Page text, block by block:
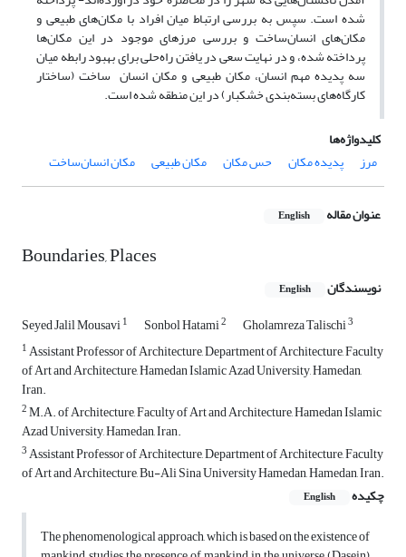
شده است. سپس به بررسی ارتباط میان افراد با مکان‌های طبیعی و
مکان‌های انسان‌ساخت و بررسی مرزهای موجود در این مکان‌ها
پرداخته ‌شده، و در نهایت سعی در یافتن راه‌حلی برای بهبود رابطه میان
سه پدیده مهم انسان، مکان طبیعی و مکان انسان ساخت (ساختار
کارگاه‌های بسته‌بندی خشکبار) در این منطقه شده است.
کلیدواژه‌ها
مرز
پدیده مکان حس مکان مکان طبیعی مکان انسان‌ساخت
عنوان مقاله English
Boundaries, Places
نویسندگان English
Seyed Jalil Mousavi1 Sonbol Hatami2 Gholamreza Talischi3
1Assistant Professor of Architecture, Department of Architecture, Faculty
of Art and Architecture, Hamedan Islamic Azad University, Hamedan,
Iran.
2M.A. of Architecture, Faculty of Art and Architecture, Hamedan Islamic
Azad University, Hamedan, Iran.
3Assistant Professor of Architecture, Department of Architecture, Faculty
of Art and Architecture, Bu-Ali Sina University Hamedan, Hamedan, Iran.
چکیده
English
The phenomenological approach, which is based on the existence of